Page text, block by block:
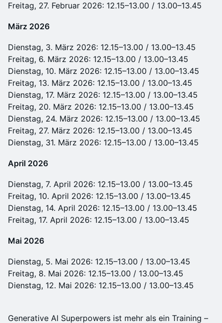
Freitag, 27. Februar 2026: 12.15–13.00 / 13.00–13.45
März 2026
Dienstag, 3. März 2026: 12.15–13.00 / 13.00–13.45
Freitag, 6. März 2026: 12.15–13.00 / 13.00–13.45
Dienstag, 10. März 2026: 12.15–13.00 / 13.00–13.45
Freitag, 13. März 2026: 12.15–13.00 / 13.00–13.45
Dienstag, 17. März 2026: 12.15–13.00 / 13.00–13.45
Freitag, 20. März 2026: 12.15–13.00 / 13.00–13.45
Dienstag, 24. März 2026: 12.15–13.00 / 13.00–13.45
Freitag, 27. März 2026: 12.15–13.00 / 13.00–13.45
Dienstag, 31. März 2026: 12.15–13.00 / 13.00–13.45
April 2026
Dienstag, 7. April 2026: 12.15–13.00 / 13.00–13.45
Freitag, 10. April 2026: 12.15–13.00 / 13.00–13.45
Dienstag, 14. April 2026: 12.15–13.00 / 13.00–13.45
Freitag, 17. April 2026: 12.15–13.00 / 13.00–13.45
Mai 2026
Dienstag, 5. Mai 2026: 12.15–13.00 / 13.00–13.45
Freitag, 8. Mai 2026: 12.15–13.00 / 13.00–13.45
Dienstag, 12. Mai 2026: 12.15–13.00 / 13.00–13.45
Generative AI Superpowers ist mehr als ein Training –